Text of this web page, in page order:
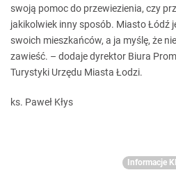
swoją pomoc do przewiezienia, czy
jakikolwiek inny sposób. Miasto Łódź
swoich mieszkańców, a ja myślę, że
zawieść. – dodaje dyrektor Biura
Turystyki Urzędu Miasta Łodzi.
ks. Paweł Kłys
Informacje